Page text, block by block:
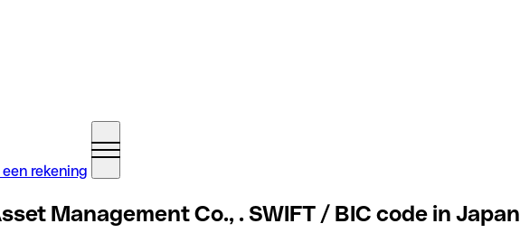
rekening
Management Co., . SWIFT / BIC code in Japan